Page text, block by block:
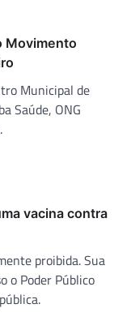
Movimento
Municipal de
Saúde, ONG
vacina contra
proibida. Sua
o Poder Público